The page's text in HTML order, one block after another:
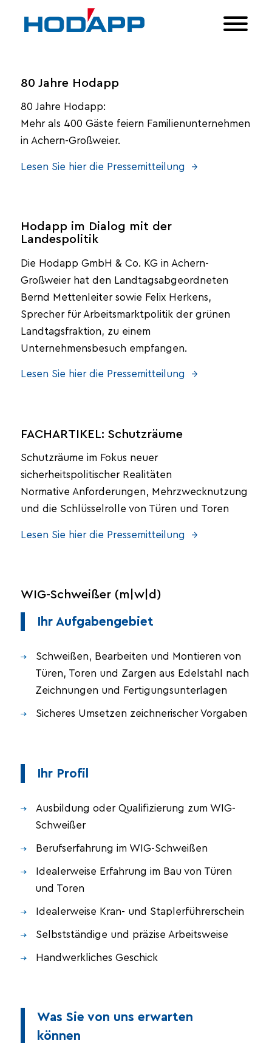
80 Jahre Hodapp
80 Jahre Hodapp:
Mehr als 400 Gäste feiern Familienunternehmen
in Achern-Großweier.
Lesen Sie hier die Pressemitteilung →
Hodapp im Dialog mit der
Landespolitik
Die Hodapp GmbH & Co. KG in Achern-
Großweier hat den Landtagsabgeordneten
Bernd Mettenleiter sowie Felix Herkens,
Sprecher für Arbeitsmarktpolitik der grünen
Landtagsfraktion, zu einem
Unternehmensbesuch empfangen.
Lesen Sie hier die Pressemitteilung →
FACHARTIKEL: Schutzräume
Schutzräume im Fokus neuer
sicherheitspolitischer Realitäten
Normative Anforderungen, Mehrzwecknutzung
und die Schlüsselrolle von Türen und Toren
Lesen Sie hier die Pressemitteilung →
WIG-Schweißer (m|w|d)
Ihr Aufgabengebiet
Schweißen, Bearbeiten und Montieren von
Türen, Toren und Zargen aus Edelstahl nach
Zeichnungen und Fertigungsunterlagen
Sicheres Umsetzen zeichnerischer Vorgaben
Ihr Profil
Ausbildung oder Qualifizierung zum WIG-
Schweißer
Berufserfahrung im WIG-Schweißen
Idealerweise Erfahrung im Bau von Türen
und Toren
Idealerweise Kran- und Staplerführerschein
Selbstständige und präzise Arbeitsweise
Handwerkliches Geschick
Was Sie von uns erwarten
können